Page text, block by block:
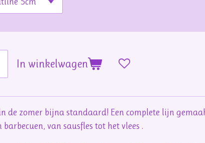
In winkelwagen
de zomer bijna standaard! Een complete lijn
barbecuen, van sausfles tot het vlees .